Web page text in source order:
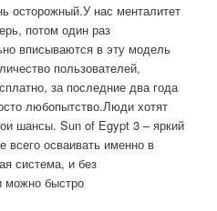
осторожный.У нас менталитет
потом один раз
вписываются в эту модель
пользователей,
за последние два года
любопытство.Люди хотят
шансы. Sun of Egypt 3 – яркий
всего осваивать именно в
система, и без
можно быстро